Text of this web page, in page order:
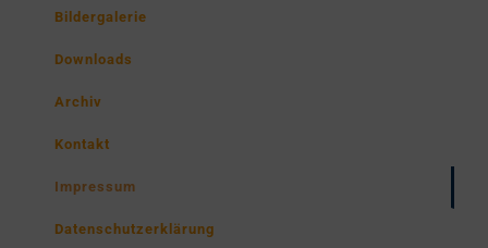
Bildergalerie
Downloads
Archiv
Kontakt
Impressum
Datenschutzerklärung